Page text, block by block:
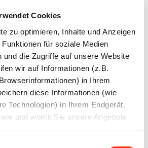
Cookies
zu optimieren, Inhalte und Anzeigen
für soziale Medien
und die Zugriffe auf unsere Website
wir auf Informationen (z.B.
in Ihrem
diese Informationen (wie
Technologien) in Ihrem Endgerät.
und womit Sie unsere Angebote
vergessen?